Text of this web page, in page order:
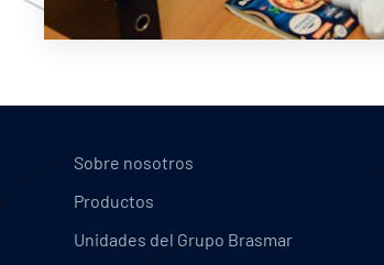
Sobre nosotros
Productos
Unidades del Grupo Brasmar